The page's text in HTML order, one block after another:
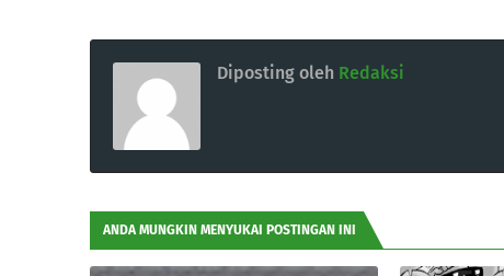
Diposting oleh Redaksi
ANDA MUNGKIN MENYUKAI POSTINGAN INI